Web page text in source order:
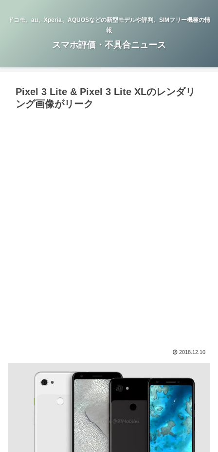
ドコモ、au、Xperia、AQUOSなどの新型モデルや評判、SIMフリー機種の情
報
スマホ評価・不具合ニュース
Pixel 3 Lite & Pixel 3 Lite XLのレンダリ
ング画像がリーク
2018.12.10